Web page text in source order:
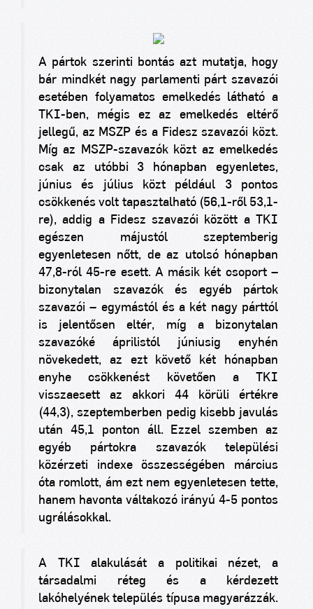
A pártok szerinti bontás azt mutatja, hogy
bár mindkét nagy parlamenti párt szavazói
esetében folyamatos emelkedés látható a
TKI-ben, mégis ez az emelkedés eltérő
jellegű, az MSZP és a Fidesz szavazói közt.
Míg az MSZP-szavazók közt az emelkedés
csak az utóbbi 3 hónapban egyenletes,
június és július közt például 3 pontos
csökkenés volt tapasztalható (56,1-ről 53,1-
re), addig a Fidesz szavazói között a TKI
egészen májustól szeptemberig
egyenletesen nőtt, de az utolsó hónapban
47,8-ról 45-re esett. A másik két csoport –
bizonytalan szavazók és egyéb pártok
szavazói – egymástól és a két nagy párttól
is jelentősen eltér, míg a bizonytalan
szavazóké áprilistól júniusig enyhén
növekedett, az ezt követő két hónapban
enyhe csökkenést követően a TKI
visszaesett az akkori 44 körüli értékre
(44,3), szeptemberben pedig kisebb javulás
után 45,1 ponton áll. Ezzel szemben az
egyéb pártokra szavazók települési
közérzeti indexe összességében március
óta romlott, ám ezt nem egyenletesen tette,
hanem havonta váltakozó irányú 4-5 pontos
ugrálásokkal.
A TKI alakulását a politikai nézet, a
társadalmi réteg és a kérdezett
lakóhelyének település típusa magyarázzák.